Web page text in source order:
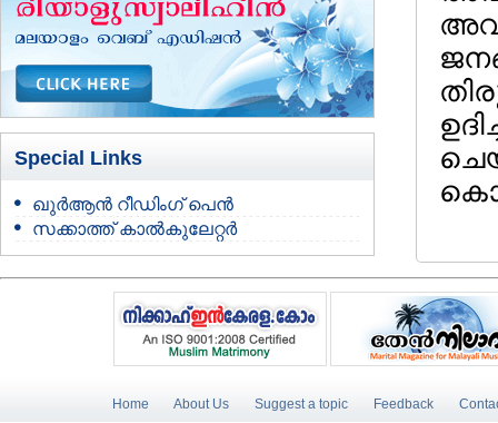
Special Links
ഖുർആൻ റീഡിംഗ് പെൻ
സക്കാത്ത് കാൽകുലേറ്റർ
Home About Us Suggest a topic Feedback